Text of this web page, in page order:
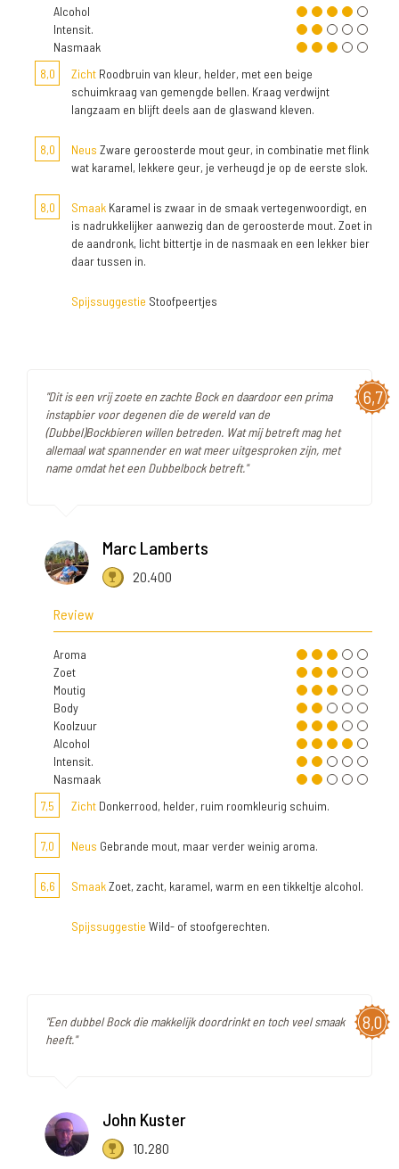
Alcohol
Intensit.
Nasmaak
8,0
Zicht Roodbruin van kleur, helder, met een beige
schuimkraag van gemengde bellen. Kraag verdwijnt
langzaam en blijft deels aan de glaswand kleven.
8,0 Neus Zware geroosterde mout geur, in combinatie met flink
wat karamel, lekkere geur, je verheugd je op de eerste slok.
8,0 Smaak Karamel is zwaar in de smaak vertegenwoordigt, en
is nadrukkelijker aanwezig dan de geroosterde mout. Zoet in
de aandronk, licht bittertje in de nasmaak en een lekker bier
daar tussen in.
Spijssuggestie Stoofpeertjes
6,7
"Dit is een vrij zoete en zachte Bock en daardoor een prima
instapbier voor degenen die de wereld van de
(Dubbel)Bockbieren willen betreden. Wat mij betreft mag het
allemaal wat spannender en wat meer uitgesproken zijn, met
name omdat het een Dubbelbock betreft."
Marc Lamberts
20.400
Review
Aroma
Zoet
Moutig
Body
Koolzuur
Alcohol
Intensit.
Nasmaak
7,5
Zicht Donkerrood, helder, ruim roomkleurig schuim.
7,0 Neus Gebrande mout, maar verder weinig aroma.
6,6 SmaakZoet, zacht, karamel, warm en een tikkeltje alcohol.
Spijssuggestie Wild- of stoofgerechten.
8,0
"Een dubbel Bock die makkelijk doordrinkt en toch veel smaak
heeft."
John Kuster
10.280